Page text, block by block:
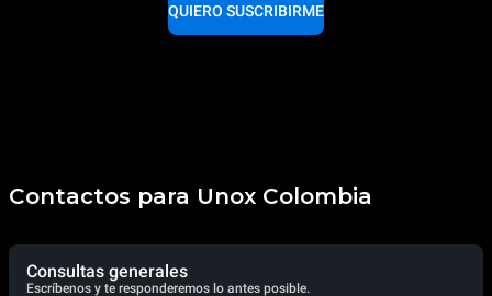
QUIERO SUSCRIBIRME
Contactos para Unox Colombia
Consultas generales
Escríbenos y te responderemos lo antes posible.